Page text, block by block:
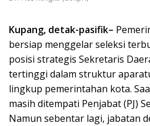
Kupang, detak-pasifik–
bersiap menggelar seleksi
posisi strategis Sekretaris
tertinggi dalam struktur
lingkup pemerintahan kota.
masih ditempati Penjabat (PJ)
Namun sebentar lagi, jabatan